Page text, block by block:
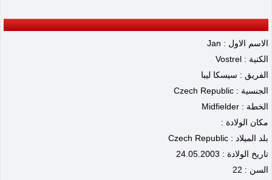
الاسم الاول : Jan
الكنية : Vostrel
الفريق : سيسكا ليبا
الجنسية : Czech Republic
الخطة : Midfielder
مكان الولادة :
بلد الميلاد : Czech Republic
تاريخ الولادة : 24.05.2003
السن : 22